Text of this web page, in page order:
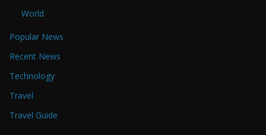
World
Popular News
Recent News
Technology
Travel
Travel Guide